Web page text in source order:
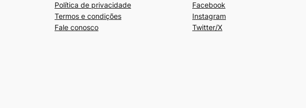
Política de privacidade
Termos e condições
Fale conosco
Facebook
Instagram
Twitter/X